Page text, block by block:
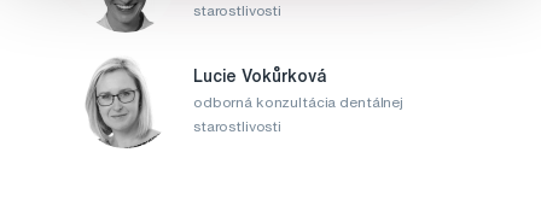
starostlivosti
Lucie Vokůrková
odborná konzultácia dentálnej
starostlivosti